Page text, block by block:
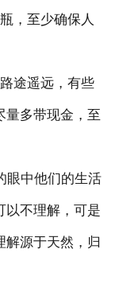
，至少确保人
途遥远，有些
量多带现金，至
中他们的生活
以不理解，可是
解源于天然，归